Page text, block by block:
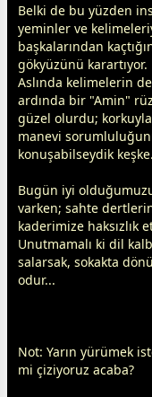
Belki de bu yüzden
yeminler ve
başkalarından
gökyüzünü karartıyor.
Aslında kelimelerin
ardında bir "Amin"
güzel olurdu;
manevi
konuşabilseydik keşke.
Bugün iyi
varken; sahte
kaderimize haksızlık
Unutmamalı ki dil
salarsak, sokakta
odur...
Not: Yarın yürümek
mi çiziyoruz acaba?